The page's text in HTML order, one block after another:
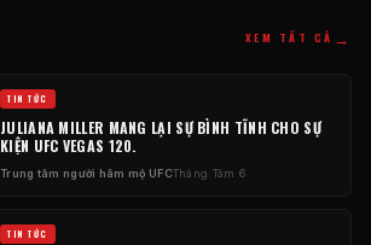
XEM TẤT CẢ →
TIN TỨC
JULIANA MILLER MANG LẠI SỰ BÌNH TĨNH CHO SỰ
KIỆN UFC VEGAS 120.
Trung tâm người hâm mộ UFCTháng Tám 6
TIN TỨC